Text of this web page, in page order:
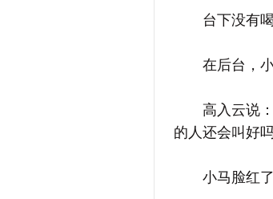
台下没有喝
在后台，小
高入云说：“
的人还会叫好
小马脸红了